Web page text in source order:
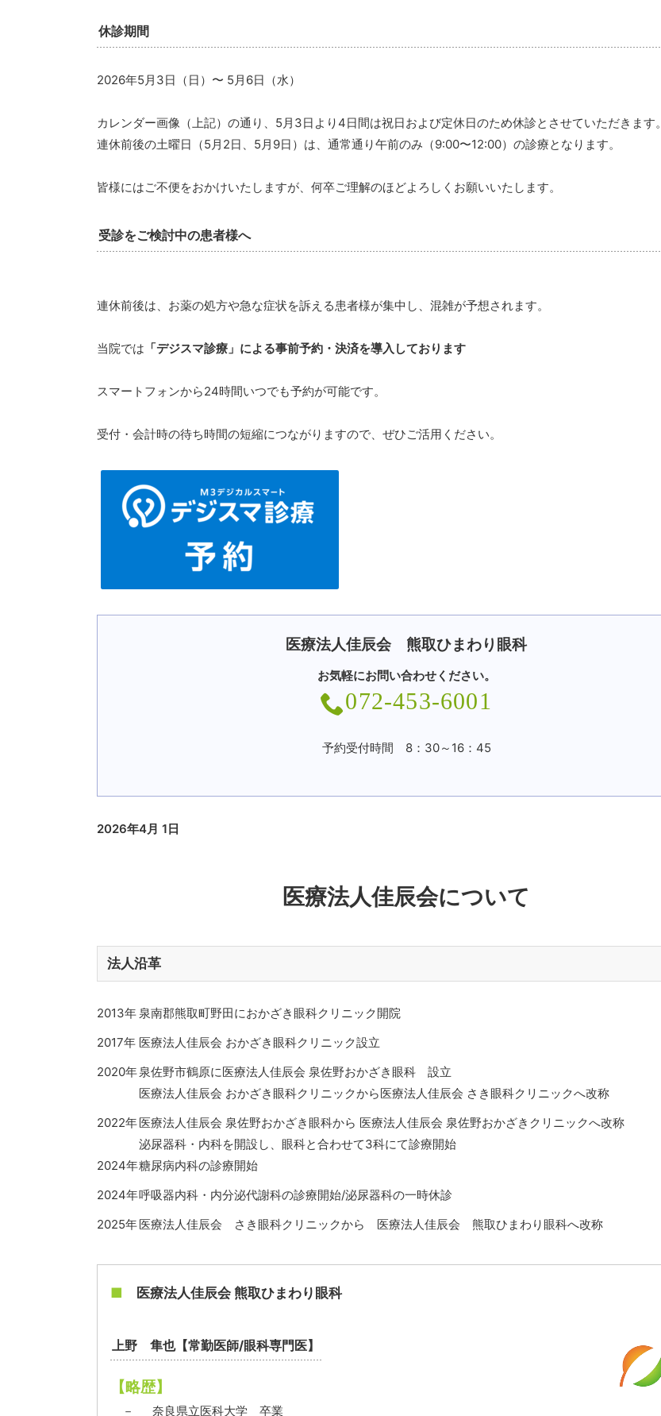
休診期間
2026年5月3日（日）〜 5月6日（水）
カレンダー画像（上記）の通り、5月3日より4日間は祝日および定休日のため休診とさせていただきます。
連休前後の土曜日（5月2日、5月9日）は、通常通り午前のみ（9:00〜12:00）の診療となります。
皆様にはご不便をおかけいたしますが、何卒ご理解のほどよろしくお願いいたします。
受診をご検討中の患者様へ
連休前後は、お薬の処方や急な症状を訴える患者様が集中し、混雑が予想されます。
当院では 「デジスマ診療」による事前予約・決済を導入しております
スマートフォンから24時間いつでも予約が可能です。
受付・会計時の待ち時間の短縮につながりますので、ぜひご活用ください。
医療法人佳辰会 熊取ひまわり眼科
お気軽にお問い合わせください。
072-453-6001
予約受付時間 8：30～16：45
2026年4月 1日
医療法人佳辰会について
法人沿革
2013年 泉南郡熊取町野田におかざき眼科クリニック開院
2017年 医療法人佳辰会 おかざき眼科クリニック設立
2020年泉佐野市鶴原に医療法人佳辰会 泉佐野おかざき眼科 設立
医療法人佳辰会 おかざき眼科クリニックから医療法人佳辰会 さき眼科クリニックへ改称
2022年医療法人佳辰会 泉佐野おかざき眼科から 医療法人佳辰会 泉佐野おかざきクリニックへ改称
泌尿器科・内科を開設し、眼科と合わせて3科にて診療開始
2024年糖尿病内科の診療開始
2024年呼吸器内科・内分泌代謝科の診療開始/泌尿器科の一時休診
2025年医療法人佳辰会 さき眼科クリニックから 医療法人佳辰会 熊取ひまわり眼科へ改称
■ 医療法人佳辰会 熊取ひまわり眼科
上野 隼也【常勤医師/眼科専門医】
【略歴】
－ 奈良県立医科大学 卒業